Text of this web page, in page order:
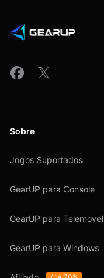
Sobre
Jogos Suportados
GearUP para Console
GearUP para Telemovel
GearUP para Windows